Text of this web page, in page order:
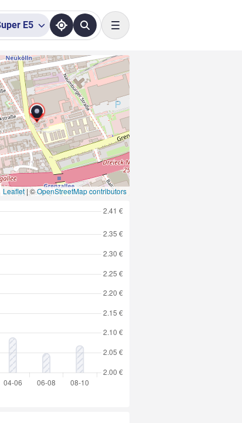
E5
Toggle navigation
Leaflet | ©OpenStreetMap contributors